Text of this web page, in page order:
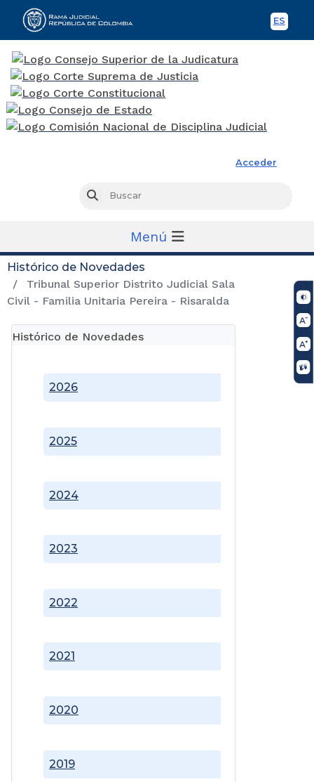
ES
Acceder
Buscar
Menú
Histórico de Novedades
Tribunal Superior Distrito Judicial Sala
Civil - Familia Unitaria Pereira - Risaralda
Histórico de Novedades
2019
2020
2021
2022
2023
2024
2025
2026